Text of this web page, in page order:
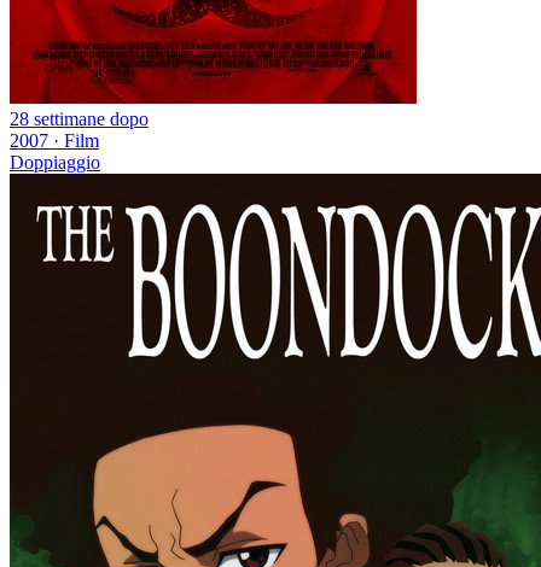
28 settimane dopo
2007 · Film
Doppiaggio